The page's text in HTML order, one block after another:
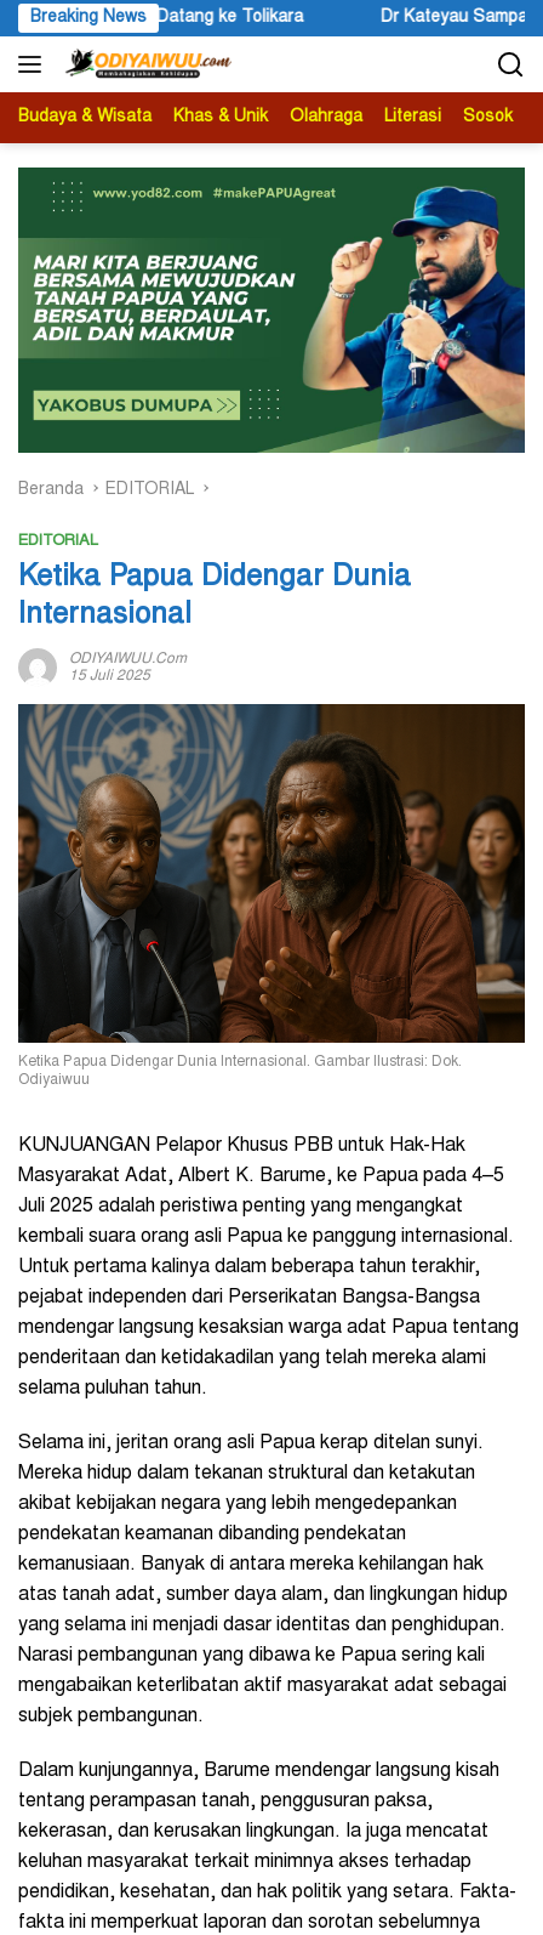
Langsung
ke
konten
Breaking News
ke Tolikara Dr Kateyau Sampaikan Pesan Bupati
Budaya & Wisata Khas & Unik Olahraga Literasi Sosok
Beranda EDITORIAL
EDITORIAL
Ketika Papua Didengar Dunia
Internasional
ODIYAIWUU.com
15 Juli 2025
Ketika Papua Didengar Dunia Internasional. Gambar Ilustrasi: Dok.
Odiyaiwuu
KUNJUANGAN Pelapor Khusus PBB untuk Hak-Hak
Masyarakat Adat, Albert K. Barume, ke Papua pada 4–5
Juli 2025 adalah peristiwa penting yang mengangkat
kembali suara orang asli Papua ke panggung internasional.
Untuk pertama kalinya dalam beberapa tahun terakhir,
pejabat independen dari Perserikatan Bangsa-Bangsa
mendengar langsung kesaksian warga adat Papua tentang
penderitaan dan ketidakadilan yang telah mereka alami
selama puluhan tahun.
Selama ini, jeritan orang asli Papua kerap ditelan sunyi.
Mereka hidup dalam tekanan struktural dan ketakutan
akibat kebijakan negara yang lebih mengedepankan
pendekatan keamanan dibanding pendekatan
kemanusiaan. Banyak di antara mereka kehilangan hak
atas tanah adat, sumber daya alam, dan lingkungan hidup
yang selama ini menjadi dasar identitas dan penghidupan.
Narasi pembangunan yang dibawa ke Papua sering kali
mengabaikan keterlibatan aktif masyarakat adat sebagai
subjek pembangunan.
Dalam kunjungannya, Barume mendengar langsung kisah
tentang perampasan tanah, penggusuran paksa,
kekerasan, dan kerusakan lingkungan. Ia juga mencatat
keluhan masyarakat terkait minimnya akses terhadap
pendidikan, kesehatan, dan hak politik yang setara. Fakta-
fakta ini memperkuat laporan dan sorotan sebelumnya